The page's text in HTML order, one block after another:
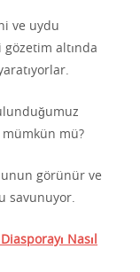
ve uydu
altında
mümkün mü?
görünür ve
savunuyor.
Nasıl